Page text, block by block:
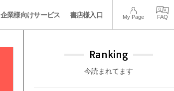
企業様向けサービス 書店様入口 My Page FAQ
Ranking
今読まれてます